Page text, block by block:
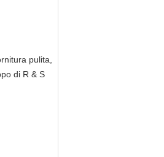
pulita,
di R & S